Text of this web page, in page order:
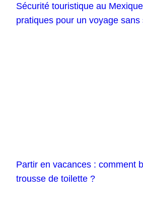
Sécurité touristique au
pratiques pour un voyage sans
Partir en vacances : comment
trousse de toilette ?